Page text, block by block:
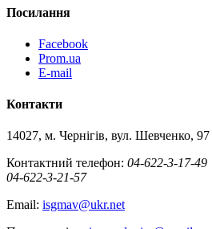
Посилання
Facebook
Prom.ua
E-mail
Контакти
14027, м. Чернігів, вул. Шевченко, 97
Контактний телефон: 04-622-3-17-49
04-622-3-21-57
Email: isgmav@ukr.net